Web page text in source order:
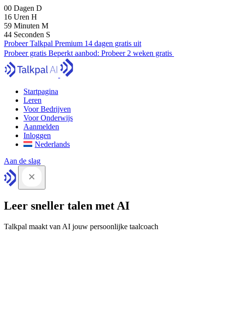
00 Dagen D
16 Uren H
59 Minuten M
43 Seconden S
Probeer Talkpal Premium 14 dagen gratis uit
Probeer gratis Beperkt aanbod: Probeer 2 weken gratis
Startpagina
Leren
Voor Bedrijven
Voor Onderwijs
Aanmelden
Inloggen
Nederlands
Aan de slag
Leer sneller talen met AI
Talkpal maakt van AI jouw persoonlijke taalcoach